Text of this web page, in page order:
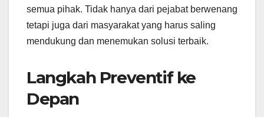
semua pihak. Tidak hanya dari pejabat berwenang
tetapi juga dari masyarakat yang harus saling
mendukung dan menemukan solusi terbaik.
Langkah Preventif ke
Depan